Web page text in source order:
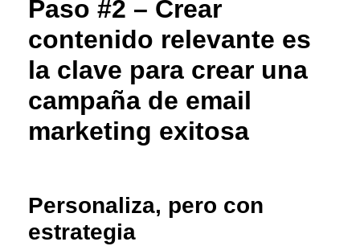
Paso #2 – Crear
contenido relevante es
la clave para crear una
campaña de email
marketing exitosa
Personaliza, pero con
estrategia